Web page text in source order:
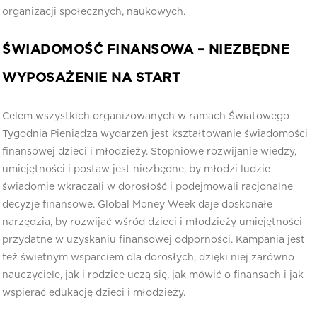
organizacji społecznych, naukowych.
ŚWIADOMOŚĆ FINANSOWA – NIEZBĘDNE
WYPOSAŻENIE NA START
Celem wszystkich organizowanych w ramach Światowego
Tygodnia Pieniądza wydarzeń jest kształtowanie świadomości
finansowej dzieci i młodzieży. Stopniowe rozwijanie wiedzy,
umiejętności i postaw jest niezbędne, by młodzi ludzie
świadomie wkraczali w dorosłość i podejmowali racjonalne
decyzje finansowe. Global Money Week daje doskonałe
narzędzia, by rozwijać wśród dzieci i młodzieży umiejętności
przydatne w uzyskaniu finansowej odporności. Kampania jest
też świetnym wsparciem dla dorosłych, dzięki niej zarówno
nauczyciele, jak i rodzice uczą się, jak mówić o finansach i jak
wspierać edukację dzieci i młodzieży.